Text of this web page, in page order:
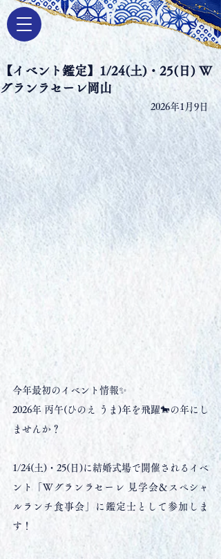
【イベント鑑定】1/24(土)・25(日) W
グランラセーレ岡山
2026年1月9日
今年最初のイベント情報✨
2026年 丙午(ひのえ うま)年を飛躍🐎の年にし
ませんか？
1/24(土)・25(日)に結婚式場で開催されるイベ
ント「Wグランラセーレ 見学会＆スペシャ
ルランチ食事会」に鑑定士として参加しま
す！